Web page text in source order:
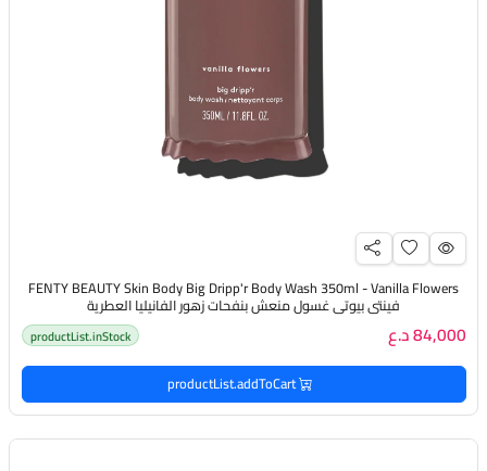
FENTY BEAUTY Skin Body Big Dripp'r Body Wash 350ml - Vanilla Flowers
فينتي بيوتي غسول منعش بنفحات زهور الفانيليا العطرية
84,000 د.ع productList.inStock
productList.addToCart